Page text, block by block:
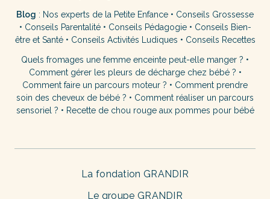
Blog : Nos experts de la Petite Enfance • Conseils Grossesse
• Conseils Parentalité• Conseils Pédagogie• Conseils Bien-
être et Santé• Conseils Activités Ludiques • Conseils Recettes
Quels fromages une femme enceinte peut-elle manger ? •
Comment gérer les pleurs de décharge chez bébé ? •
Comment faire un parcours moteur ? • Comment prendre
soin des cheveux de bébé ? • Comment réaliser un parcours
sensoriel ? • Recette de chou rouge aux pommes pour bébé
La fondation GRANDIR
Le groupe GRANDIR